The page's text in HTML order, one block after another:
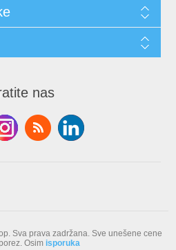
nas
Sva prava zadržana. Sve unešene cene
Osim isporuka